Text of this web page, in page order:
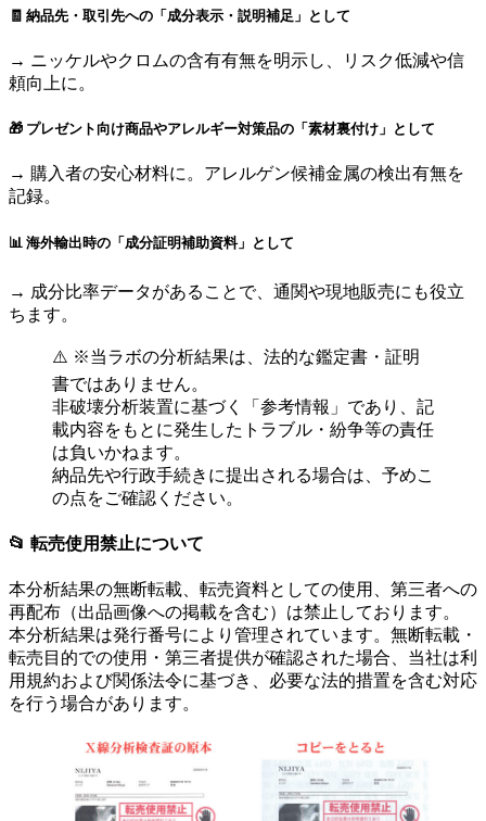
🧾 納品先・取引先への「成分表示・説明補足」として
→ ニッケルやクロムの含有有無を明示し、リスク低減や信
頼向上に。
🎁 プレゼント向け商品やアレルギー対策品の「素材裏付け」として
→ 購入者の安心材料に。アレルゲン候補金属の検出有無を
記録。
📊 海外輸出時の「成分証明補助資料」として
→ 成分比率データがあることで、通関や現地販売にも役立
ちます。
⚠️ ※当ラボの分析結果は、法的な鑑定書・証明
書ではありません。
非破壊分析装置に基づく「参考情報」であり、記
載内容をもとに発生したトラブル・紛争等の責任
は負いかねます。
納品先や行政手続きに提出される場合は、予めこ
の点をご確認ください。
📂 転売使用禁止について
本分析結果の無断転載、転売資料としての使用、第三者への
再配布（出品画像への掲載を含む）は禁止しております。
本分析結果は発行番号により管理されています。無断転載・
転売目的での使用・第三者提供が確認された場合、当社は利
用規約および関係法令に基づき、必要な法的措置を含む対応
を行う場合があります。